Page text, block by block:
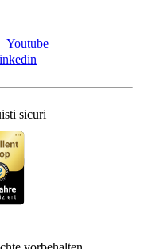
Youtube
sicuri